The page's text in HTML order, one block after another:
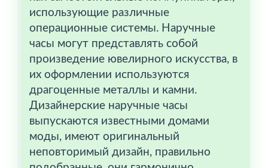
использующие различные
операционные системы. Наручные
часы могут представлять собой
произведение ювелирного искусства, в
их оформлении используются
драгоценные металлы и камни.
Дизайнерские наручные часы
выпускаются известными домами
моды, имеют оригинальный
неповторимый дизайн, правильно